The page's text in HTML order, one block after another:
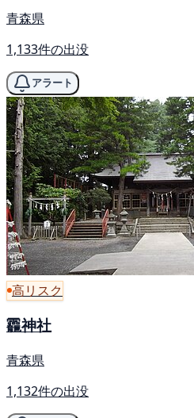
青森県
1,133件の出没
アラート
高リスク
龗神社
青森県
1,132件の出没